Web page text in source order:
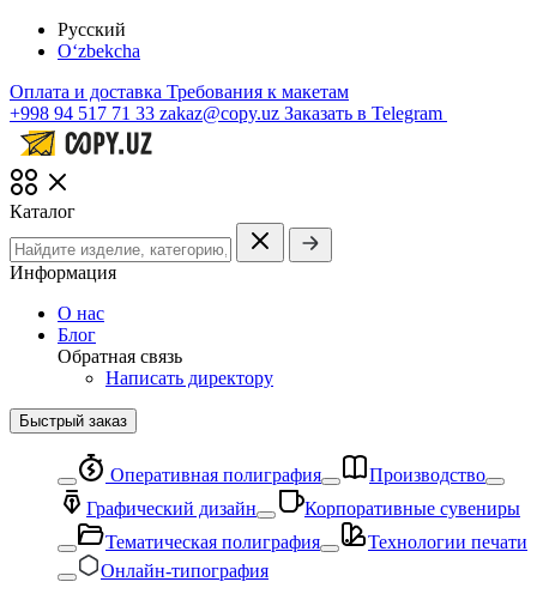
Русский
O‘zbekcha
Оплата и доставка Требования к макетам
+998 94 517 71 33 zakaz@copy.uz Заказать в Telegram
Каталог
Информация
О нас
Блог
Обратная связь
Написать директору
Быстрый заказ
Оперативная полиграфия
Производство
Графический дизайн
Корпоративные сувениры
Тематическая полиграфия
Технологии печати
Онлайн-типография